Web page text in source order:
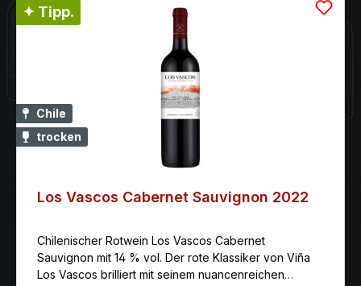
Pasta an schweren Saucen, Pizza, dunkles Fleisch
gebraten und gegrillt, Fleisch an schweren Saucen,
Geräuchertem, sowie zu mittelkräftigem Käse.
Serviertemperatur: 16.00 °C
Verschlussart: Schraubverschluss
✦ Tipp.
Chile
trocken
Los Vascos Cabernet Sauvignon 2022
Chilenischer Rotwein Los Vascos Cabernet
Sauvignon mit 14 % vol. Der rote Klassiker von Viña
Los Vascos brilliert mit seinem nuancenreichen